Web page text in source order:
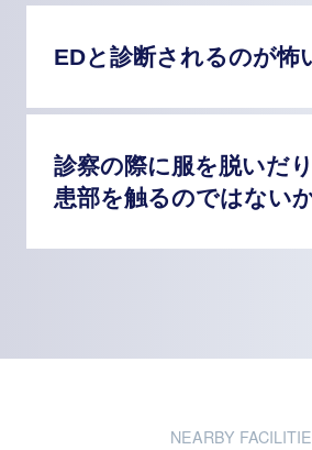
EDと診断されるのが怖
診察の際に服を脱いだり
患部を触るのではない
NEARBY